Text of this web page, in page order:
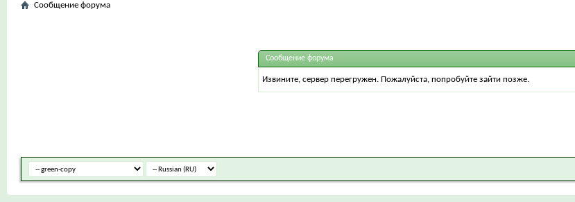
Сообщение форума
Сообщение форума
Извините, сервер перегружен. Пожалуйста, попробуйте зайти позже.